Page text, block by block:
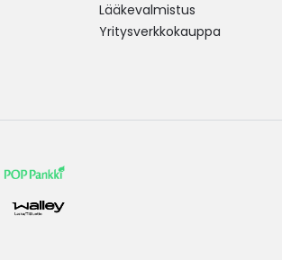
Lääkevalmistus
Yritysverkkokauppa